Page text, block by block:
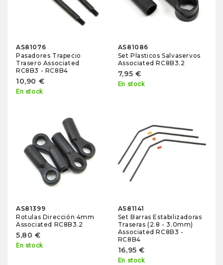
AS81076
Pasadores Trapecio
Trasero Associated
RC8B3 - RC8B4
10,90 €
En stock
AS81086
Set Plasticos Salvaservos
Associated RC8B3.2
7,95 €
En stock
AS81399
Rotulas Dirección 4mm
Associated RC8B3.2
5,80 €
En stock
AS81141
Set Barras Estabilizadoras
Traseras (2.8 - 3.0mm)
Associated RC8B3 -
RC8B4
16,95 €
En stock